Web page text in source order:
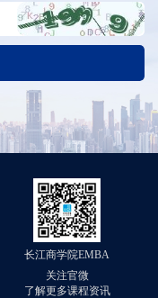
长江商学院EMBA
关注官微
了解更多课程资讯